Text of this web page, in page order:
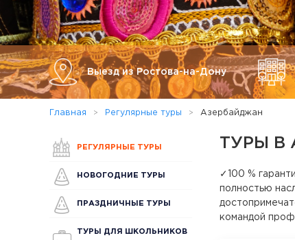
Выезд из Ростова-на-Дону
Главная Регулярные туры Азербайджан
ТУРЫ В
✓100 %
полностью
командой
РЕГУЛЯРНЫЕ ТУРЫ
НОВОГОДНИЕ ТУРЫ
ПРАЗДНИЧНЫЕ ТУРЫ
ТУРЫ ДЛЯ ШКОЛЬНИКОВ